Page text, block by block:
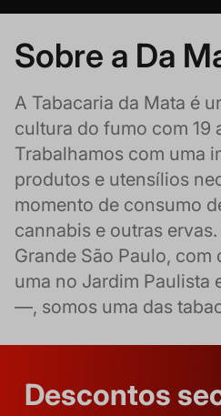
Sobre a Da
A Tabacaria da Mata é
cultura do fumo com 19
Trabalhamos com uma
produtos e utensílios
momento de consumo
cannabis e outras
Grande São Paulo,
uma no Jardim Paulista
—, somos uma das
Descontos